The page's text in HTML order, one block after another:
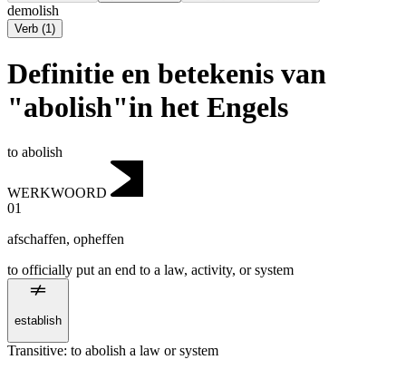
demolish
Verb (1)
Definitie en betekenis van
"abolish"in het Engels
to abolish
WERKWOORD
01
afschaffen, opheffen
to officially put an end to a law, activity, or system
establish
Transitive: to abolish a law or system